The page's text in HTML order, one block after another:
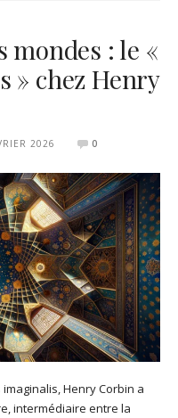
mondes : le «
» chez Henry
2026 0
Henry Corbin a
intermédiaire entre la